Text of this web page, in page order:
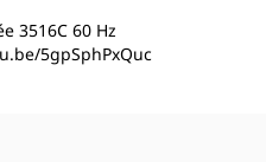
3516C 60 Hz
5gpSphPxQuc